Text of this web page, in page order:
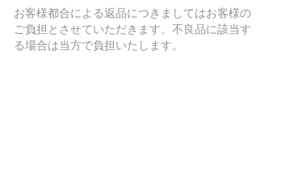
お客様都合による返品につきましてはお客様の
ご負担とさせていただきます。不良品に該当す
る場合は当方で負担いたします。